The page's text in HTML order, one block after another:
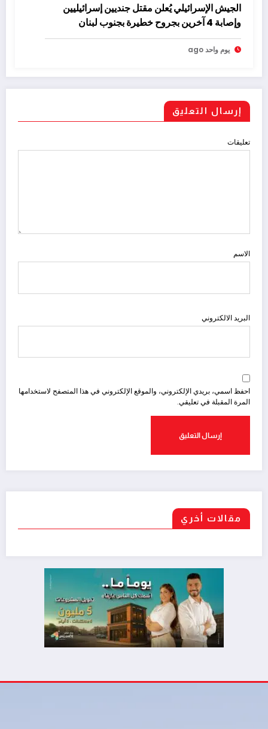
الجيش الإسرائيلي يُعلن مقتل جنديين إسرائيليين
وإصابة 4 آخرين بجروح خطيرة بجنوب لبنان
يوم واحد ago
إرسال التعليق
تعليقات
الاسم
البريد الالكتروني
احفظ اسمي، بريدي الإلكتروني، والموقع الإلكتروني في هذا المتصفح لاستخدامها
المرة المقبلة في تعليقي.
مقالات أخري